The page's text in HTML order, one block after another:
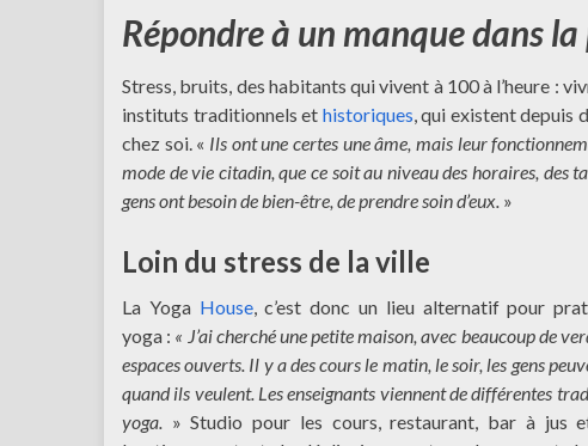
Répondre à un manque dans
Stress, bruits, des habitants qui vivent à 100 à l’heure :
instituts traditionnels et historiques, qui existent depuis
chez soi. « Ils ont une certes une âme, mais leur
mode de vie citadin, que ce soit au niveau des horaires, des
gens ont besoin de bien-être, de prendre soin d’eux. »
Loin du stress de la ville
La Yoga House, c’est donc un lieu alternatif pour
yoga : « J’ai cherché une petite maison, avec beaucoup de
espaces ouverts. Il y a des cours le matin, le soir, les gens
quand ils veulent. Les enseignants viennent de différentes
yoga. » Studio pour les cours, restaurant, bar à jus